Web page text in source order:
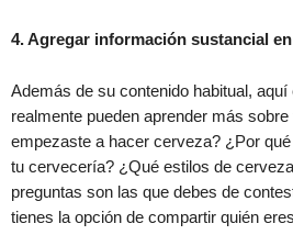
4. Agregar información sustancial
Además de su contenido habitual,
realmente pueden aprender más
empezaste a hacer cerveza? ¿Por
tu cervecería? ¿Qué estilos de
preguntas son las que debes de
tienes la opción de compartir quién